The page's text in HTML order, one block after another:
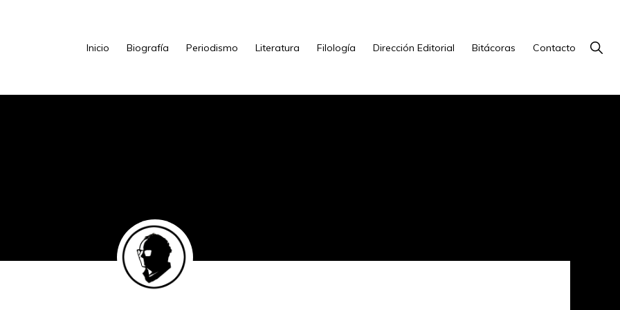
Inicio Biografía Periodismo Literatura Filología Dirección Editorial Bitácoras Contacto Show